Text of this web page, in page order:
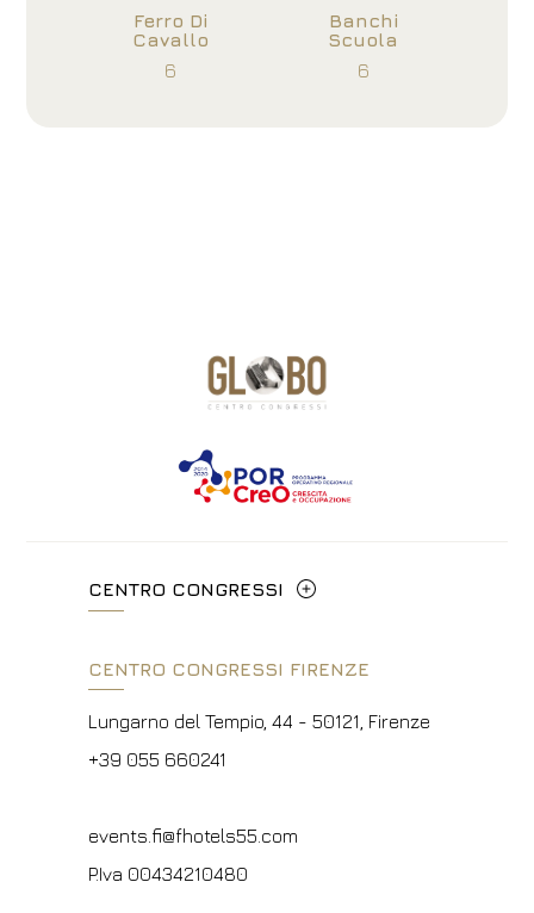
Ferro Di
Cavallo
6
Banchi
Scuola
6
CENTRO CONGRESSI
+39 06 4814927
info@hotelpalatino.com
CENTRO CONGRESSI FIRENZE
Lungarno del Tempio, 44 - 50121, Firenze
+39 055 660241
events.fi@fhotels55.com
P.Iva 00434210480